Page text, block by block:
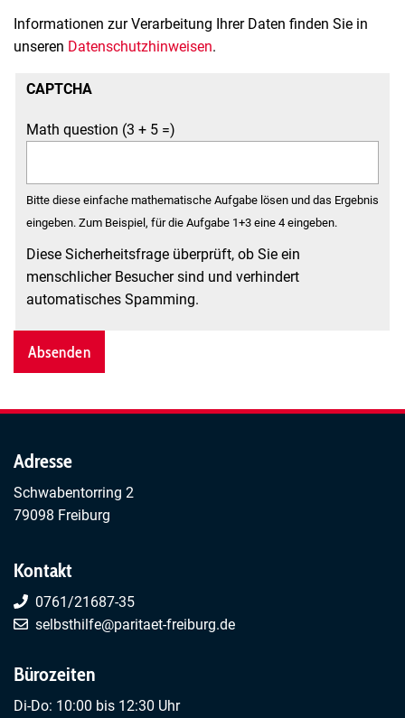
Informationen zur Verarbeitung Ihrer Daten finden Sie in
unseren Datenschutzhinweisen.
CAPTCHA
Math question (3 + 5 =)
Bitte diese einfache mathematische Aufgabe lösen und das Ergebnis
eingeben. Zum Beispiel, für die Aufgabe 1+3 eine 4 eingeben.
Diese Sicherheitsfrage überprüft, ob Sie ein
menschlicher Besucher sind und verhindert
automatisches Spamming.
Adresse
Schwabentorring 2
79098 Freiburg
Kontakt
0761/21687-35
selbsthilfe@paritaet-freiburg.de
Bürozeiten
Di-Do: 10:00 bis 12:30 Uhr